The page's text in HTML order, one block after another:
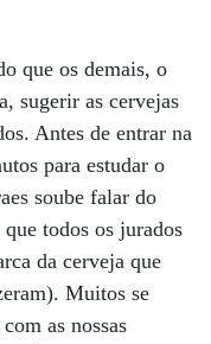
que os demais, o
sugerir as cervejas
Antes de entrar na
para estudar o
soube falar do
todos os jurados
da cerveja que
Muitos se
as nossas